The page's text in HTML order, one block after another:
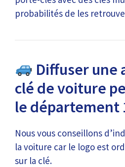
probabilités de les
Diffuser une
clé de voiture
le département
Nous vous conseillons
la voiture car le logo est
sur la clé.